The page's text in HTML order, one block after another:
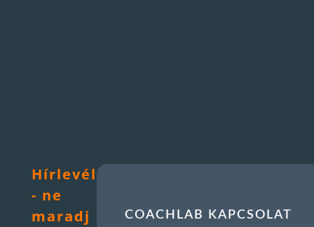
Hírlevél
- ne
maradj
COACHLAB KAPCSOLAT